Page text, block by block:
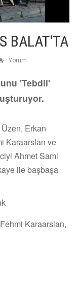
BALAT'TA
Yorum
'Tebdil'
Erkan
Karaarslan ve
Ahmet Sami
ile başbaşa
Karaarslan,